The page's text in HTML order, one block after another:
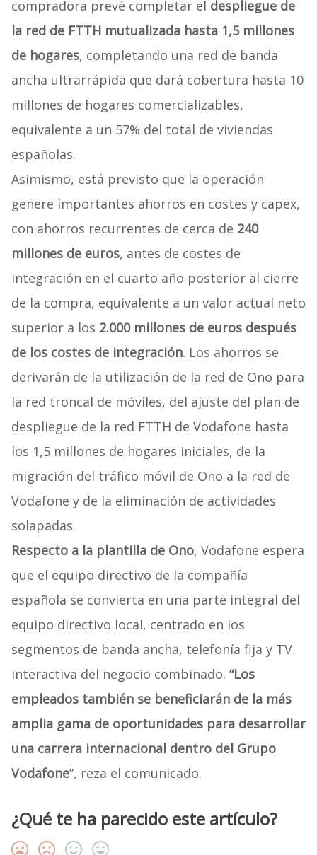
compradora prevé completar el despliegue de
la red de FTTH mutualizada hasta 1,5 millones
de hogares, completando una red de banda
ancha ultrarrápida que dará cobertura hasta 10
millones de hogares comercializables,
equivalente a un 57% del total de viviendas
españolas.
Asimismo, está previsto que la operación
genere importantes ahorros en costes y capex,
con ahorros recurrentes de cerca de 240
millones de euros, antes de costes de
integración en el cuarto año posterior al cierre
de la compra, equivalente a un valor actual neto
superior a los 2.000 millones de euros después
de los costes de integración. Los ahorros se
derivarán de la utilización de la red de Ono para
la red troncal de móviles, del ajuste del plan de
despliegue de la red FTTH de Vodafone hasta
los 1,5 millones de hogares iniciales, de la
migración del tráfico móvil de Ono a la red de
Vodafone y de la eliminación de actividades
solapadas.
Respecto a la plantilla de Ono, Vodafone espera
que el equipo directivo de la compañía
española se convierta en una parte integral del
equipo directivo local, centrado en los
segmentos de banda ancha, telefonía fija y TV
interactiva del negocio combinado. “Los
empleados también se beneficiarán de la más
amplia gama de oportunidades para desarrollar
una carrera internacional dentro del Grupo
Vodafone”, reza el comunicado.
¿Qué te ha parecido este artículo?